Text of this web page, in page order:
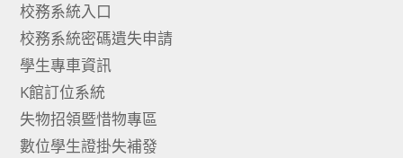
校務系統入口
校務系統密碼遺失申請
學生專車資訊
K館訂位系統
失物招領暨惜物專區
數位學生證掛失補發